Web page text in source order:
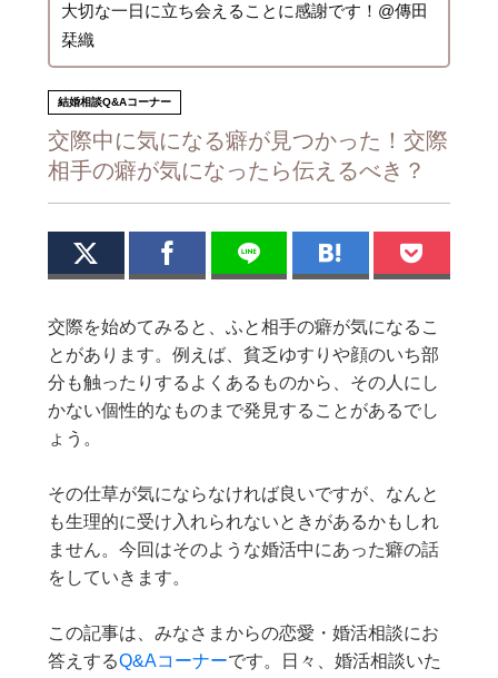
大切な一日に立ち会えることに感謝です！@傳田
栞織
結婚相談Q&Aコーナー
交際中に気になる癖が見つかった！交際
相手の癖が気になったら伝えるべき？
交際を始めてみると、ふと相手の癖が気になるこ
とがあります。例えば、貧乏ゆすりや顔のいち部
分も触ったりするよくあるものから、その人にし
かない個性的なものまで発見することがあるでし
ょう。
その仕草が気にならなければ良いですが、なんと
も生理的に受け入れられないときがあるかもしれ
ません。今回はそのような婚活中にあった癖の話
をしていきます。
この記事は、みなさまからの恋愛・婚活相談にお
答えするQ&Aコーナーです。日々、婚活相談いた